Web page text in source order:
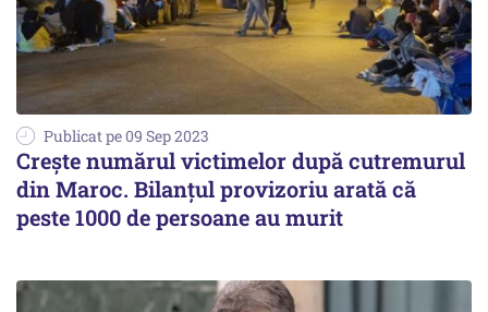
Publicat pe 09 Sep 2023
Creşte numărul victimelor după cutremurul
din Maroc. Bilanţul provizoriu arată că
peste 1000 de persoane au murit